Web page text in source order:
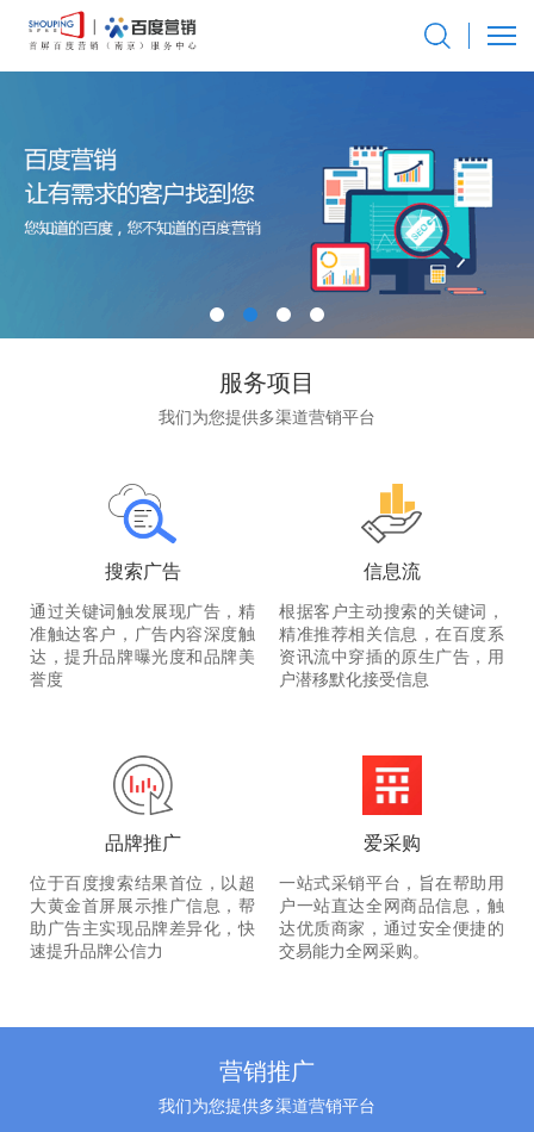
服务项目
我们为您提供多渠道营销平台
搜索广告
通过关键词触发展现广告，精
准触达客户，广告内容深度触
达，提升品牌曝光度和品牌美
誉度
信息流
根据客户主动搜索的关键词，
精准推荐相关信息，在百度系
资讯流中穿插的原生广告，用
户潜移默化接受信息
品牌推广
位于百度搜索结果首位，以超
大黄金首屏展示推广信息，帮
助广告主实现品牌差异化，快
速提升品牌公信力
爱采购
一站式采销平台，旨在帮助用
户一站直达全网商品信息，触
达优质商家，通过安全便捷的
交易能力全网采购。
营销推广
我们为您提供多渠道营销平台